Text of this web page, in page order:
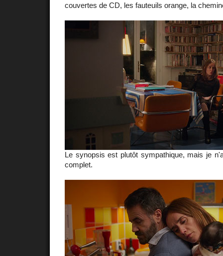
couvertes de CD, les fauteuils orange, la
Le synopsis est plutôt sympathique, mais je
complet.